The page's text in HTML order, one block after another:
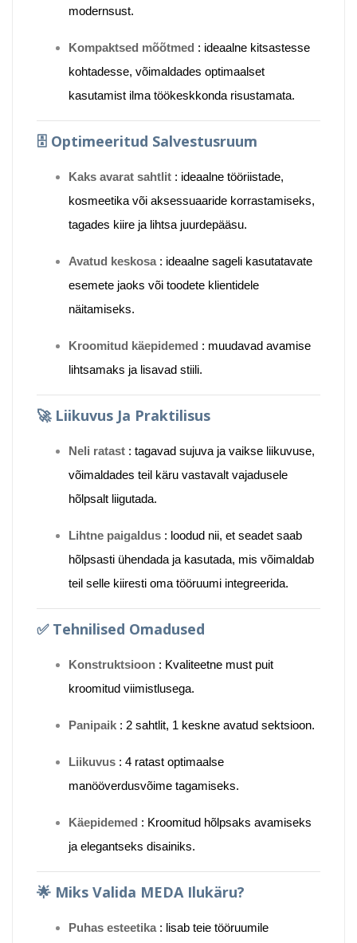
modernsust.
Kompaktsed mõõtmed : ideaalne kitsastesse
kohtadesse, võimaldades optimaalset
kasutamist ilma töökeskkonda risustamata.
🗄️ Optimeeritud Salvestusruum
Kaks avarat sahtlit : ideaalne tööriistade,
kosmeetika või aksessuaaride korrastamiseks,
tagades kiire ja lihtsa juurdepääsu.
Avatud keskosa : ideaalne sageli kasutatavate
esemete jaoks või toodete klientidele
näitamiseks.
Kroomitud käepidemed : muudavad avamise
lihtsamaks ja lisavad stiili.
🚀 Liikuvus Ja Praktilisus
Neli ratast : tagavad sujuva ja vaikse liikuvuse,
võimaldades teil käru vastavalt vajadusele
hõlpsalt liigutada.
Lihtne paigaldus : loodud nii, et seadet saab
hõlpsasti ühendada ja kasutada, mis võimaldab
teil selle kiiresti oma tööruumi integreerida.
✅ Tehnilised Omadused
Konstruktsioon : Kvaliteetne must puit
kroomitud viimistlusega.
Panipaik : 2 sahtlit, 1 keskne avatud sektsioon.
Liikuvus : 4 ratast optimaalse
manööverdusvõime tagamiseks.
Käepidemed : Kroomitud hõlpsaks avamiseks
ja elegantseks disainiks.
🌟 Miks Valida MEDA Ilukäru?
Puhas esteetika : lisab teie tööruumile